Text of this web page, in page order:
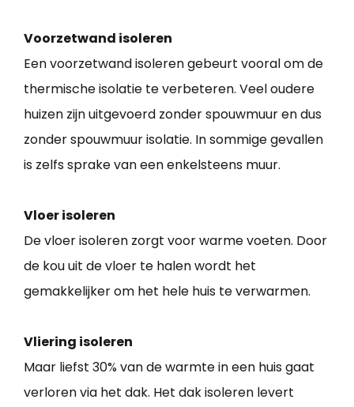
Voorzetwand isoleren
Een voorzetwand isoleren gebeurt vooral om de
thermische isolatie te verbeteren. Veel oudere
huizen zijn uitgevoerd zonder spouwmuur en dus
zonder spouwmuur isolatie. In sommige gevallen
is zelfs sprake van een enkelsteens muur.
Vloer isoleren
De vloer isoleren zorgt voor warme voeten. Door
de kou uit de vloer te halen wordt het
gemakkelijker om het hele huis te verwarmen.
Vliering isoleren
Maar liefst 30% van de warmte in een huis gaat
verloren via het dak. Het dak isoleren levert